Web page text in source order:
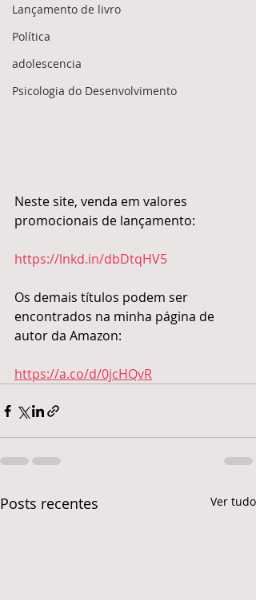
Lançamento de livro
Política
adolescencia
Psicologia do Desenvolvimento
Neste site, venda em valores
promocionais de lançamento:
https://lnkd.in/dbDtqHV5
Os demais títulos podem ser
encontrados na minha página de
autor da Amazon:
https://a.co/d/0jcHQvR
Posts recentes Ver tudo